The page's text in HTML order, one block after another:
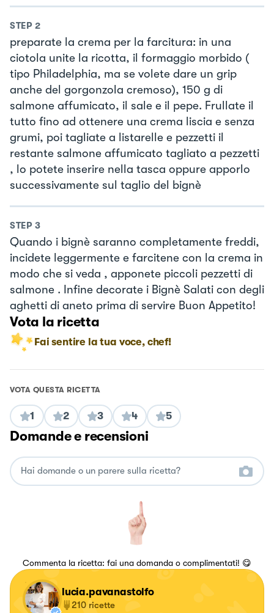
STEP 2
preparate la crema per la farcitura: in una
ciotola unite la ricotta, il formaggio morbido (
tipo Philadelphia, ma se volete dare un grip
anche del gorgonzola cremoso), 150 g di
salmone affumicato, il sale e il pepe. Frullate il
tutto fino ad ottenere una crema liscia e senza
grumi, poi tagliate a listarelle e pezzetti il
restante salmone affumicato tagliato a pezzetti
, lo potete inserire nella tasca oppure apporlo
successivamente sul taglio del bignè
STEP 3
Quando i bignè saranno completamente freddi,
incidete leggermente e farcitene con la crema in
modo che si veda , apponete piccoli pezzetti di
salmone . Infine decorate i Bignè Salati con degli
aghetti di aneto prima di servire Buon Appetito!
Vota la ricetta
Fai sentire la tua voce, chef!
VOTA QUESTA RICETTA
1 2 3 4 5
Domande e recensioni
Commenta la ricetta: fai una domanda o complimentati! 😋
lucia.pavanastolfo
210 ricette